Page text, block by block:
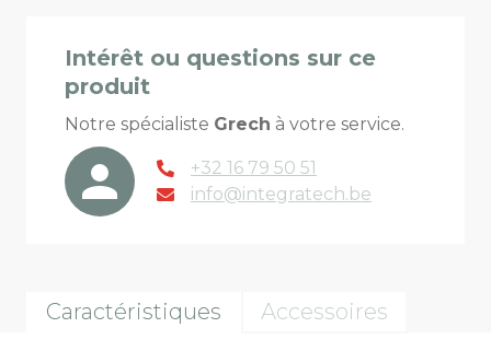
Intérêt ou questions sur ce
produit
Notre spécialiste Grech à votre service.
+32 16 79 50 51
info@integratech.be
Caractéristiques Accessoires